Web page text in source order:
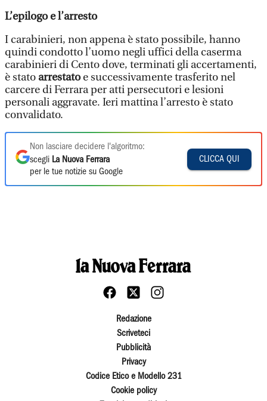
L’epilogo e l’arresto
I carabinieri, non appena è stato possibile, hanno
quindi condotto l’uomo negli uffici della caserma
carabinieri di Cento dove, terminati gli accertamenti,
è stato arrestatoe successivamente trasferito nel
carcere di Ferrara per atti persecutori e lesioni
personali aggravate. Ieri mattina l’arresto è stato
convalidato.
Non lasciare decidere l'algoritmo:
scegli La Nuova Ferrara
per le tue notizie su Google
CLICCA QUI
Redazione
Scriveteci
Pubblicità
Privacy
Codice Etico e Modello 231
Cookie policy